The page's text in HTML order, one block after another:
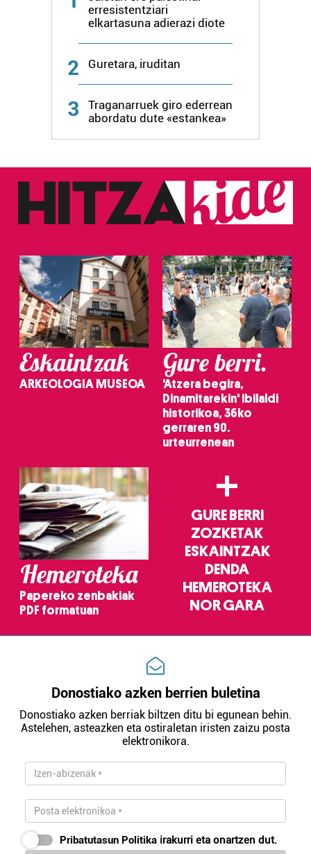
erresistentziari
elkartasuna adierazi diote
2 Guretara, iruditan
3
Traganarruek giro ederrean
abordatu dute «estankea»
Eskaintzak
ARKEOLOGIA MUSEOA
Gure berri.
'Atzera begira,
Dinamitarekin' ibilaldi
historikoa, 36ko
gerraren 90.
urteurrenean
Hemeroteka
Papereko zenbakiak
PDF formatuan
+
GURE BERRI
ZOZKETAK
ESKAINTZAK
DENDA
HEMEROTEKA
NOR GARA
Donostiako azken berrien buletina
Donostiako azken berriak biltzen ditu bi egunean behin.
Astelehen, asteazken eta ostiraletan iristen zaizu posta
elektronikora.
Pribatutasun Politika irakurri eta onartzen dut.